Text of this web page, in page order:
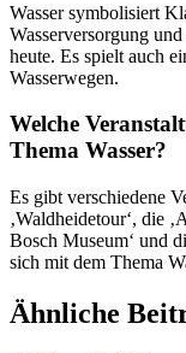
Wasser symbolisiert
Wasserversorgung
heute. Es spielt auch
Wasserwegen.
Welche
Thema Wasser?
Es gibt verschiedene
‚Waldheidetour‘, die
Bosch Museum‘ und
sich mit dem Thema
Ähnliche